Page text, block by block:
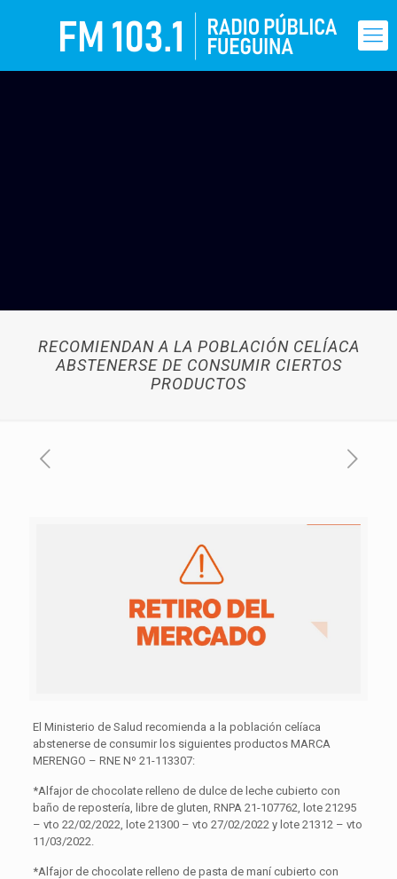
RECOMIENDAN A LA POBLACIÓN CELÍACA
ABSTENERSE DE CONSUMIR CIERTOS
PRODUCTOS
El Ministerio de Salud recomienda a la población celíaca
abstenerse de consumir los siguientes productos MARCA
MERENGO – RNE Nº 21-113307:
*Alfajor de chocolate relleno de dulce de leche cubierto con
baño de repostería, libre de gluten, RNPA 21-107762, lote 21295
– vto 22/02/2022, lote 21300 – vto 27/02/2022 y lote 21312 – vto
11/03/2022.
*Alfajor de chocolate relleno de pasta de maní cubierto con